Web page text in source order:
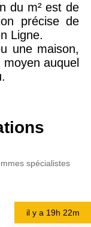
du m² est de
précise de
Ligne.
une maison,
auquel
spécialistes
il y a 19h 22m